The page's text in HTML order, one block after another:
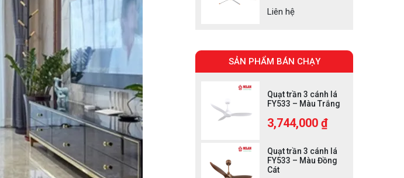
Liên hệ
SẢN PHẨM BÁN CHẠY
Quạt trần 3 cánh lá
FY533 – Màu Trắng
3,744,000 ₫
Quạt trần 3 cánh lá
FY533 – Màu Đồng
Cát